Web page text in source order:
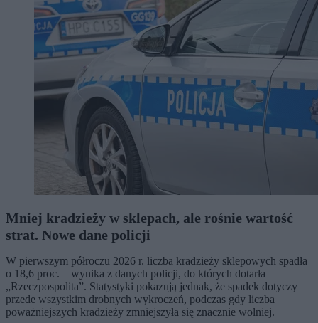
Mniej kradzieży w sklepach, ale rośnie wartość
strat. Nowe dane policji
W pierwszym półroczu 2026 r. liczba kradzieży sklepowych spadła
o 18,6 proc. – wynika z danych policji, do których dotarła
„Rzeczpospolita”. Statystyki pokazują jednak, że spadek dotyczy
przede wszystkim drobnych wykroczeń, podczas gdy liczba
poważniejszych kradzieży zmniejszyła się znacznie wolniej.